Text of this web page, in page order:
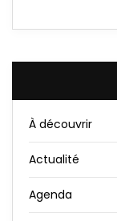
À découvrir
Actualité
Agenda